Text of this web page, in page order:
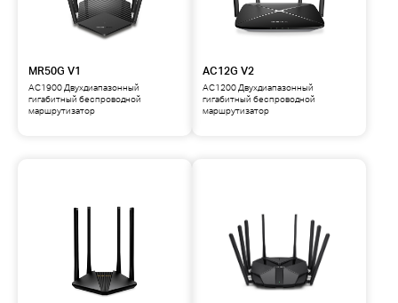
MR50G V1
AC1900 Двухдиапазонный
гигабитный беспроводной
маршрутизатор
AC12G V2
AC1200 Двухдиапазонный
гигабитный беспроводной
маршрутизатор